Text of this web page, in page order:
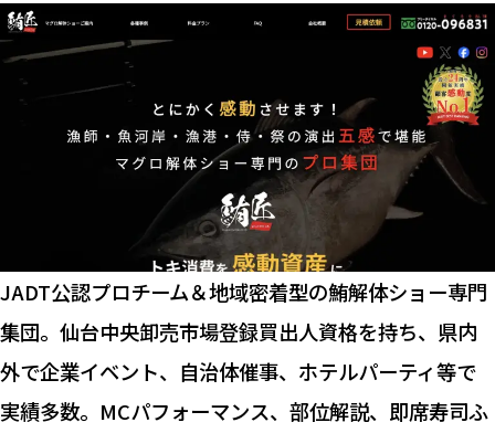
JADT公認プロチーム＆地域密着型の鮪解体ショー専門
集団。仙台中央卸売市場登録買出人資格を持ち、県内
外で企業イベント、自治体催事、ホテルパーティ等で
実績多数。MCパフォーマンス、部位解説、即席寿司ふ